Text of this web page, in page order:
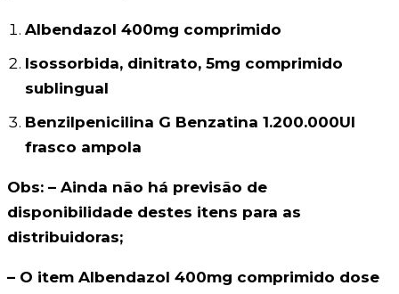
Albendazol 400mg comprimido
Isossorbida, dinitrato, 5mg comprimido
sublingual
Benzilpenicilina G Benzatina 1.200.000UI
frasco ampola
Obs: – Ainda não há previsão de
disponibilidade destes itens para as
distribuidoras;
– O item Albendazol 400mg comprimido dose